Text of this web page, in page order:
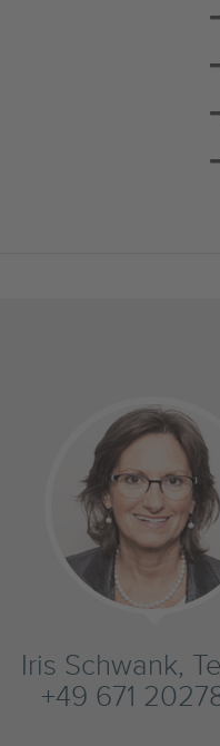
Iris Schwank,
+49 671